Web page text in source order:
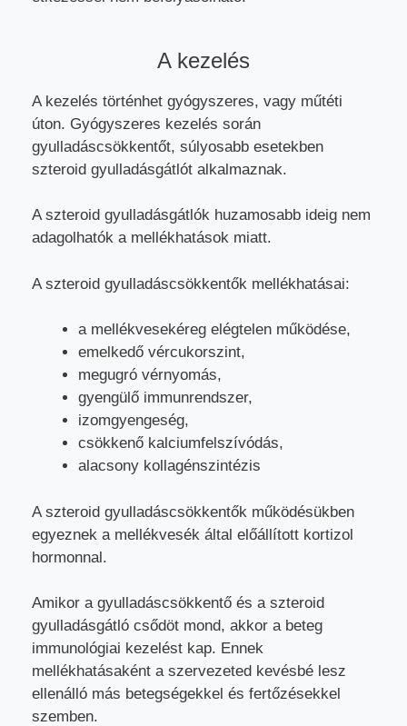
A kezelés
A kezelés történhet gyógyszeres, vagy műtéti
úton. Gyógyszeres kezelés során
gyulladáscsökkentőt, súlyosabb esetekben
szteroid gyulladásgátlót alkalmaznak.
A szteroid gyulladásgátlók huzamosabb ideig nem
adagolhatók a mellékhatások miatt.
A szteroid gyulladáscsökkentők mellékhatásai:
a mellékvesekéreg elégtelen működése,
emelkedő vércukorszint,
megugró vérnyomás,
gyengülő immunrendszer,
izomgyengeség,
csökkenő kalciumfelszívódás,
alacsony kollagénszintézis
A szteroid gyulladáscsökkentők működésükben
egyeznek a mellékvesék által előállított kortizol
hormonnal.
Amikor a gyulladáscsökkentő és a szteroid
gyulladásgátló csődöt mond, akkor a beteg
immunológiai kezelést kap. Ennek
mellékhatásaként a szervezeted kevésbé lesz
ellenálló más betegségekkel és fertőzésekkel
szemben.